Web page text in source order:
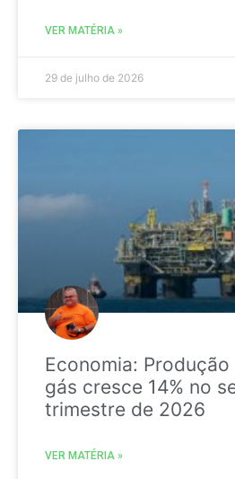
VER MATÉRIA »
29 de julho de 2026
Economia:
gás cresce 14% no
trimestre de 2026
VER MATÉRIA »